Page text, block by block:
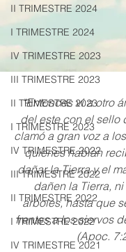
II TRIMESTRE 2024
I TRIMESTRE 2024
IV TRIMESTRE 2023
III TRIMESTRE 2023
II TRIMESTRE 2023
I TRIMESTRE 2023
IV TRIMESTRE 2022
III TRIMESTRE 2022
II TRIMESTRE 2022
I TRIMESTRE 2022
IV TRIMESTRE 2021
“Entonces vi a otro
del este con el sello
clamó a gran voz a
quienes habían
dañar la Tierra y el
dañen la Tierra,
árboles, hasta que
frentes a los siervos
(Apoc.